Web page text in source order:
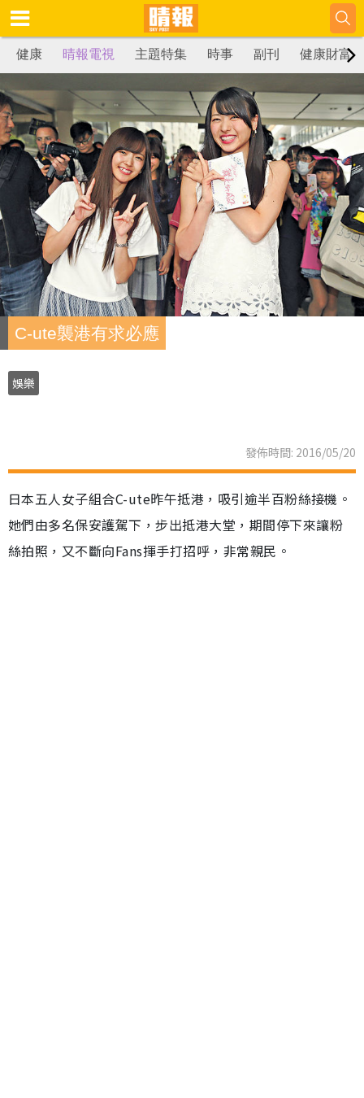
健康 晴報電視 主題特集 時事 副刊 健康財富
C-ute襲港有求必應
娛樂
發佈時間: 2016/05/20
日本五人女子組合C-ute昨午抵港，吸引逾半百粉絲接機。
她們由多名保安護駕下，步出抵港大堂，期間停下來讓粉
絲拍照，又不斷向Fans揮手打招呼，非常親民。